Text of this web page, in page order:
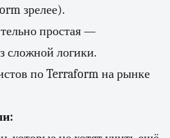
зрелее).
простая —
сложной логики.
по Terraform на рынке